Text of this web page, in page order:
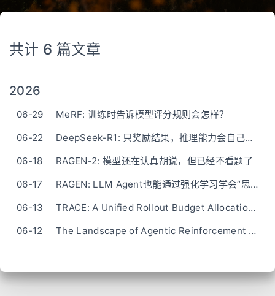
共计 6 篇文章
2026
06-29
MeRF: 训练时告诉模型评分规则会怎样？
06-22
DeepSeek-R1: 只奖励结果，推理能力会自己长出来吗？
06-18
RAGEN-2: 模型还在认真胡说，但已经不看题了
06-17
RAGEN: LLM Agent也能通过强化学习学会“思考”和“自我进化”吗？
06-13
TRACE: A Unified Rollout Budget Allocation Framework for Efficient Agentic Reinforcement Learning
06-12
The Landscape of Agentic Reinforcement Learning for LLMs: A Survey